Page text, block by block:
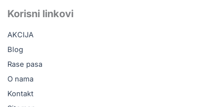
b
o
o
k
o
k
u
b
Korisni linkovi
AKCIJA
Blog
Rase pasa
O nama
Kontakt